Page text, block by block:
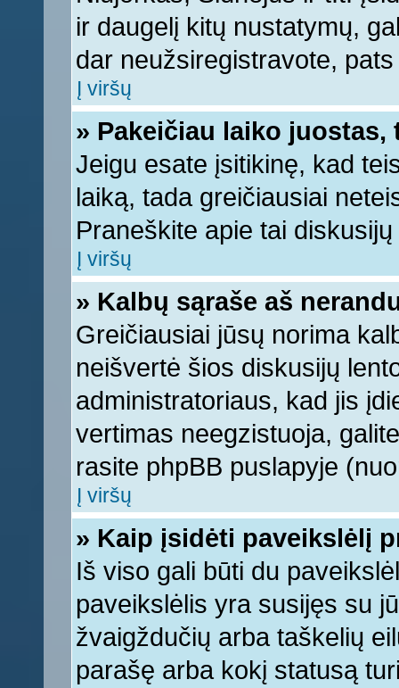
ir daugelį kitų nustatymų,
dar neužsiregistravote,
Į viršų
» Pakeičiau laiko
Jeigu esate įsitikinę, kad
laiką, tada greičiausiai
Praneškite apie tai
Į viršų
» Kalbų sąraše aš
Greičiausiai jūsų norima
neišvertė šios diskusijų
administratoriaus, kad jis
vertimas neegzistuoja,
rasite phpBB puslapyje
Į viršų
» Kaip įsidėti paveikslėlį
Iš viso gali būti du
paveikslėlis yra susijęs su
žvaigždučių arba taškelių
parašę arba kokį statusą